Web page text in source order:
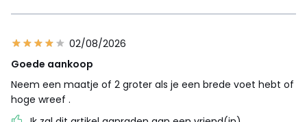
02/08/2026
Goede aankoop
Neem een maatje of 2 groter als je een brede voet hebt of
hoge wreef .